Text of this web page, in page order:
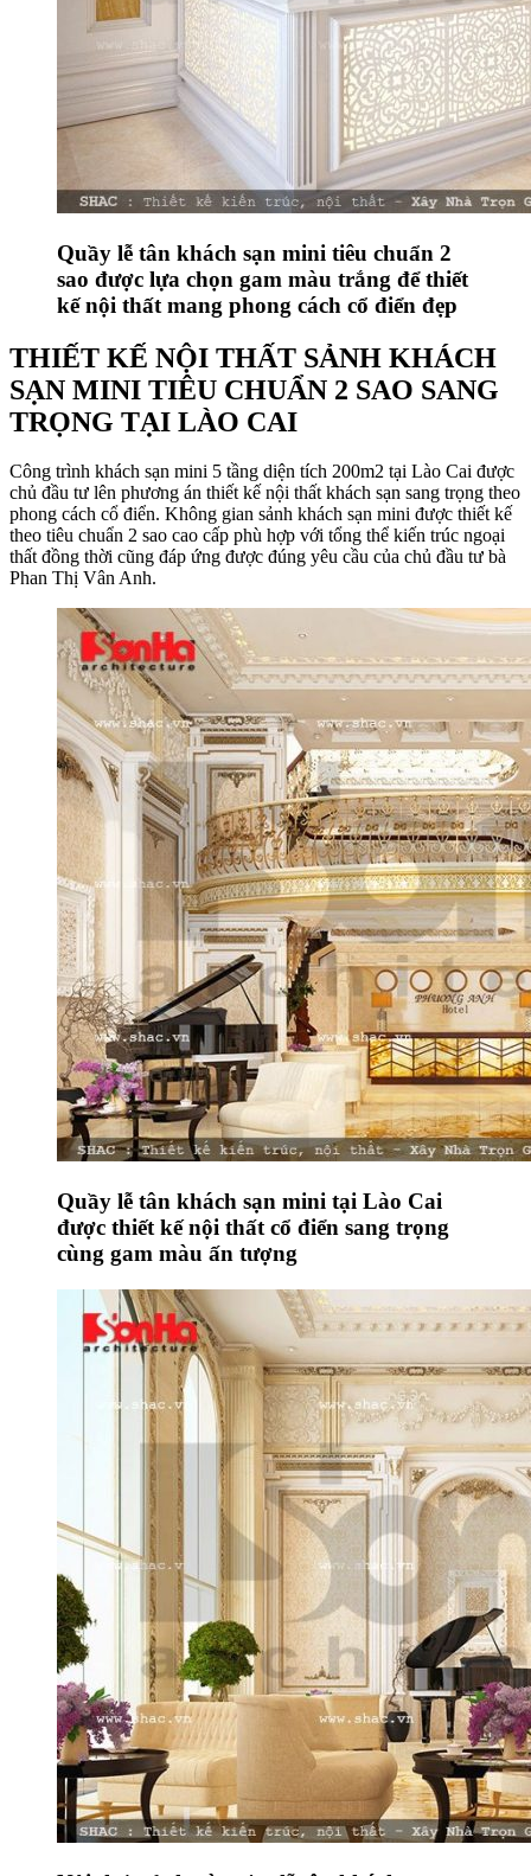
Quầy lễ tân khách sạn mini tiêu chuẩn 2
sao được lựa chọn gam màu trắng để thiết
kế nội thất mang phong cách cổ điển đẹp
THIẾT KẾ NỘI THẤT SẢNH KHÁCH
SẠN MINI TIÊU CHUẨN 2 SAO SANG
TRỌNG TẠI LÀO CAI
Công trình khách sạn mini 5 tầng diện tích 200m2 tại Lào Cai được
chủ đầu tư lên phương án thiết kế nội thất khách sạn sang trọng theo
phong cách cổ điển. Không gian sảnh khách sạn mini được thiết kế
theo tiêu chuẩn 2 sao cao cấp phù hợp với tổng thể kiến trúc ngoại
thất đồng thời cũng đáp ứng được đúng yêu cầu của chủ đầu tư bà
Phan Thị Vân Anh.
Quầy lễ tân khách sạn mini tại Lào Cai
được thiết kế nội thất cổ điển sang trọng
cùng gam màu ấn tượng